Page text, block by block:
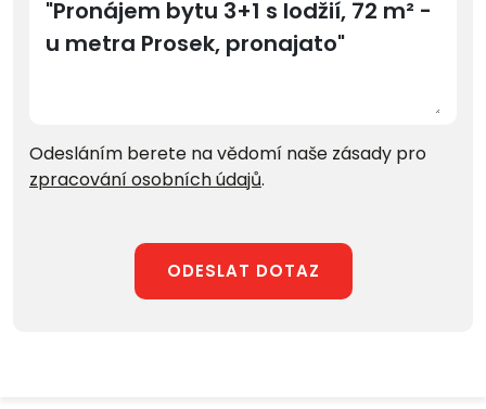
Odesláním berete na vědomí naše zásady pro
zpracování osobních údajů.
ODESLAT DOTAZ